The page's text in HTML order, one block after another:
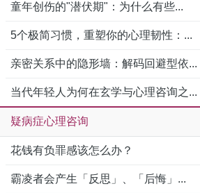
童年创伤的"潜伏期"：为什么有些...
5个极简习惯，重塑你的心理韧性：...
亲密关系中的隐形墙：解码回避型依...
当代年轻人为何在玄学与心理咨询之...
疑病症心理咨询
花钱有负罪感该怎么办？
霸凌者会产生「反思」、「后悔」...